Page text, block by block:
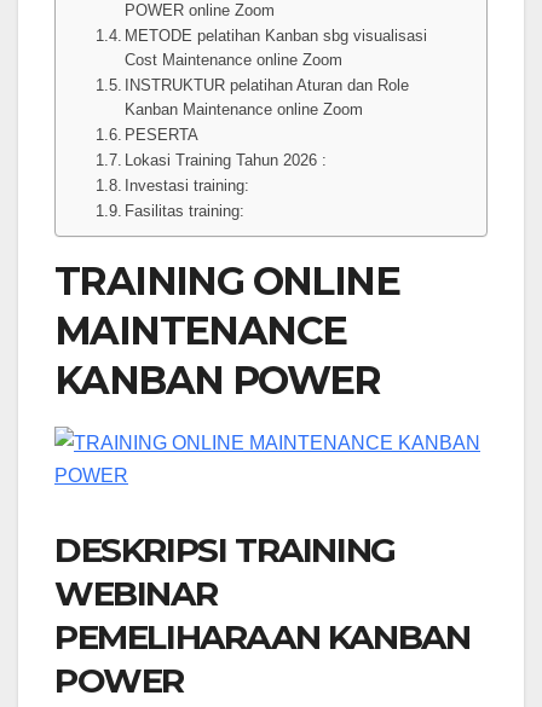
POWER online Zoom
METODE pelatihan Kanban sbg visualisasi
Cost Maintenance online Zoom
INSTRUKTUR pelatihan Aturan dan Role
Kanban Maintenance online Zoom
PESERTA
Lokasi Training Tahun 2026 :
Investasi training:
Fasilitas training:
TRAINING ONLINE
MAINTENANCE
KANBAN POWER
DESKRIPSI TRAINING
WEBINAR
PEMELIHARAAN KANBAN
POWER